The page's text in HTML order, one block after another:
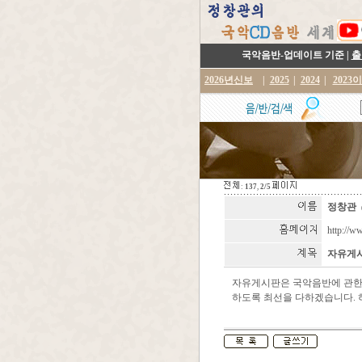
국악음반-업데이트 기준 |
2026년신보 2025 2024 2023
: 137, 2/5
정창관
http://
자유게
자유게시판은 국악음반에 관
하도록 최선을 다하겠습니다.